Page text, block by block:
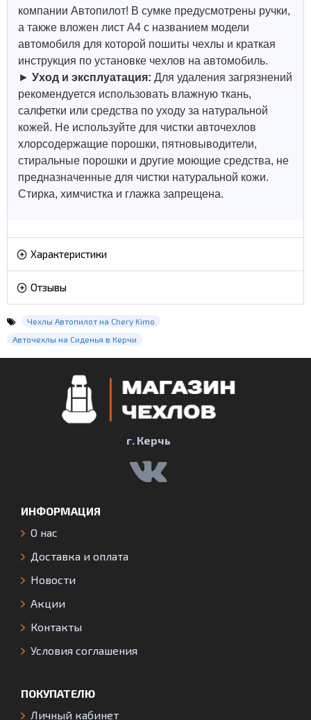
компании Автопилот! В сумке предусмотрены ручки,
а также вложен лист А4 с названием модели
автомобиля для которой пошиты чехлы и краткая
инструкция по установке чехлов на автомобиль.
► Уход и эксплуатация: Для удаления загрязнений
рекомендуется использовать влажную ткань,
салфетки или средства по уходу за натуральной
кожей. Не используйте для чистки авточехлов
хлорсодержащие порошки, пятновыводители,
стиральные порошки и другие моющие средства, не
предназначенные для чистки натуральной кожи.
Стирка, химчистка и глажка запрещена.
Характеристики
Отзывы
Чехлы Автопилот на Chery Kimo
Авточехлы на Сиденья в Керчи
г. Керчь
ИНФОРМАЦИЯ
О нас
Доставка и оплата
Новости
Акции
Контакты
Условия соглашения
ПОКУПАТЕЛЮ
Личный кабинет